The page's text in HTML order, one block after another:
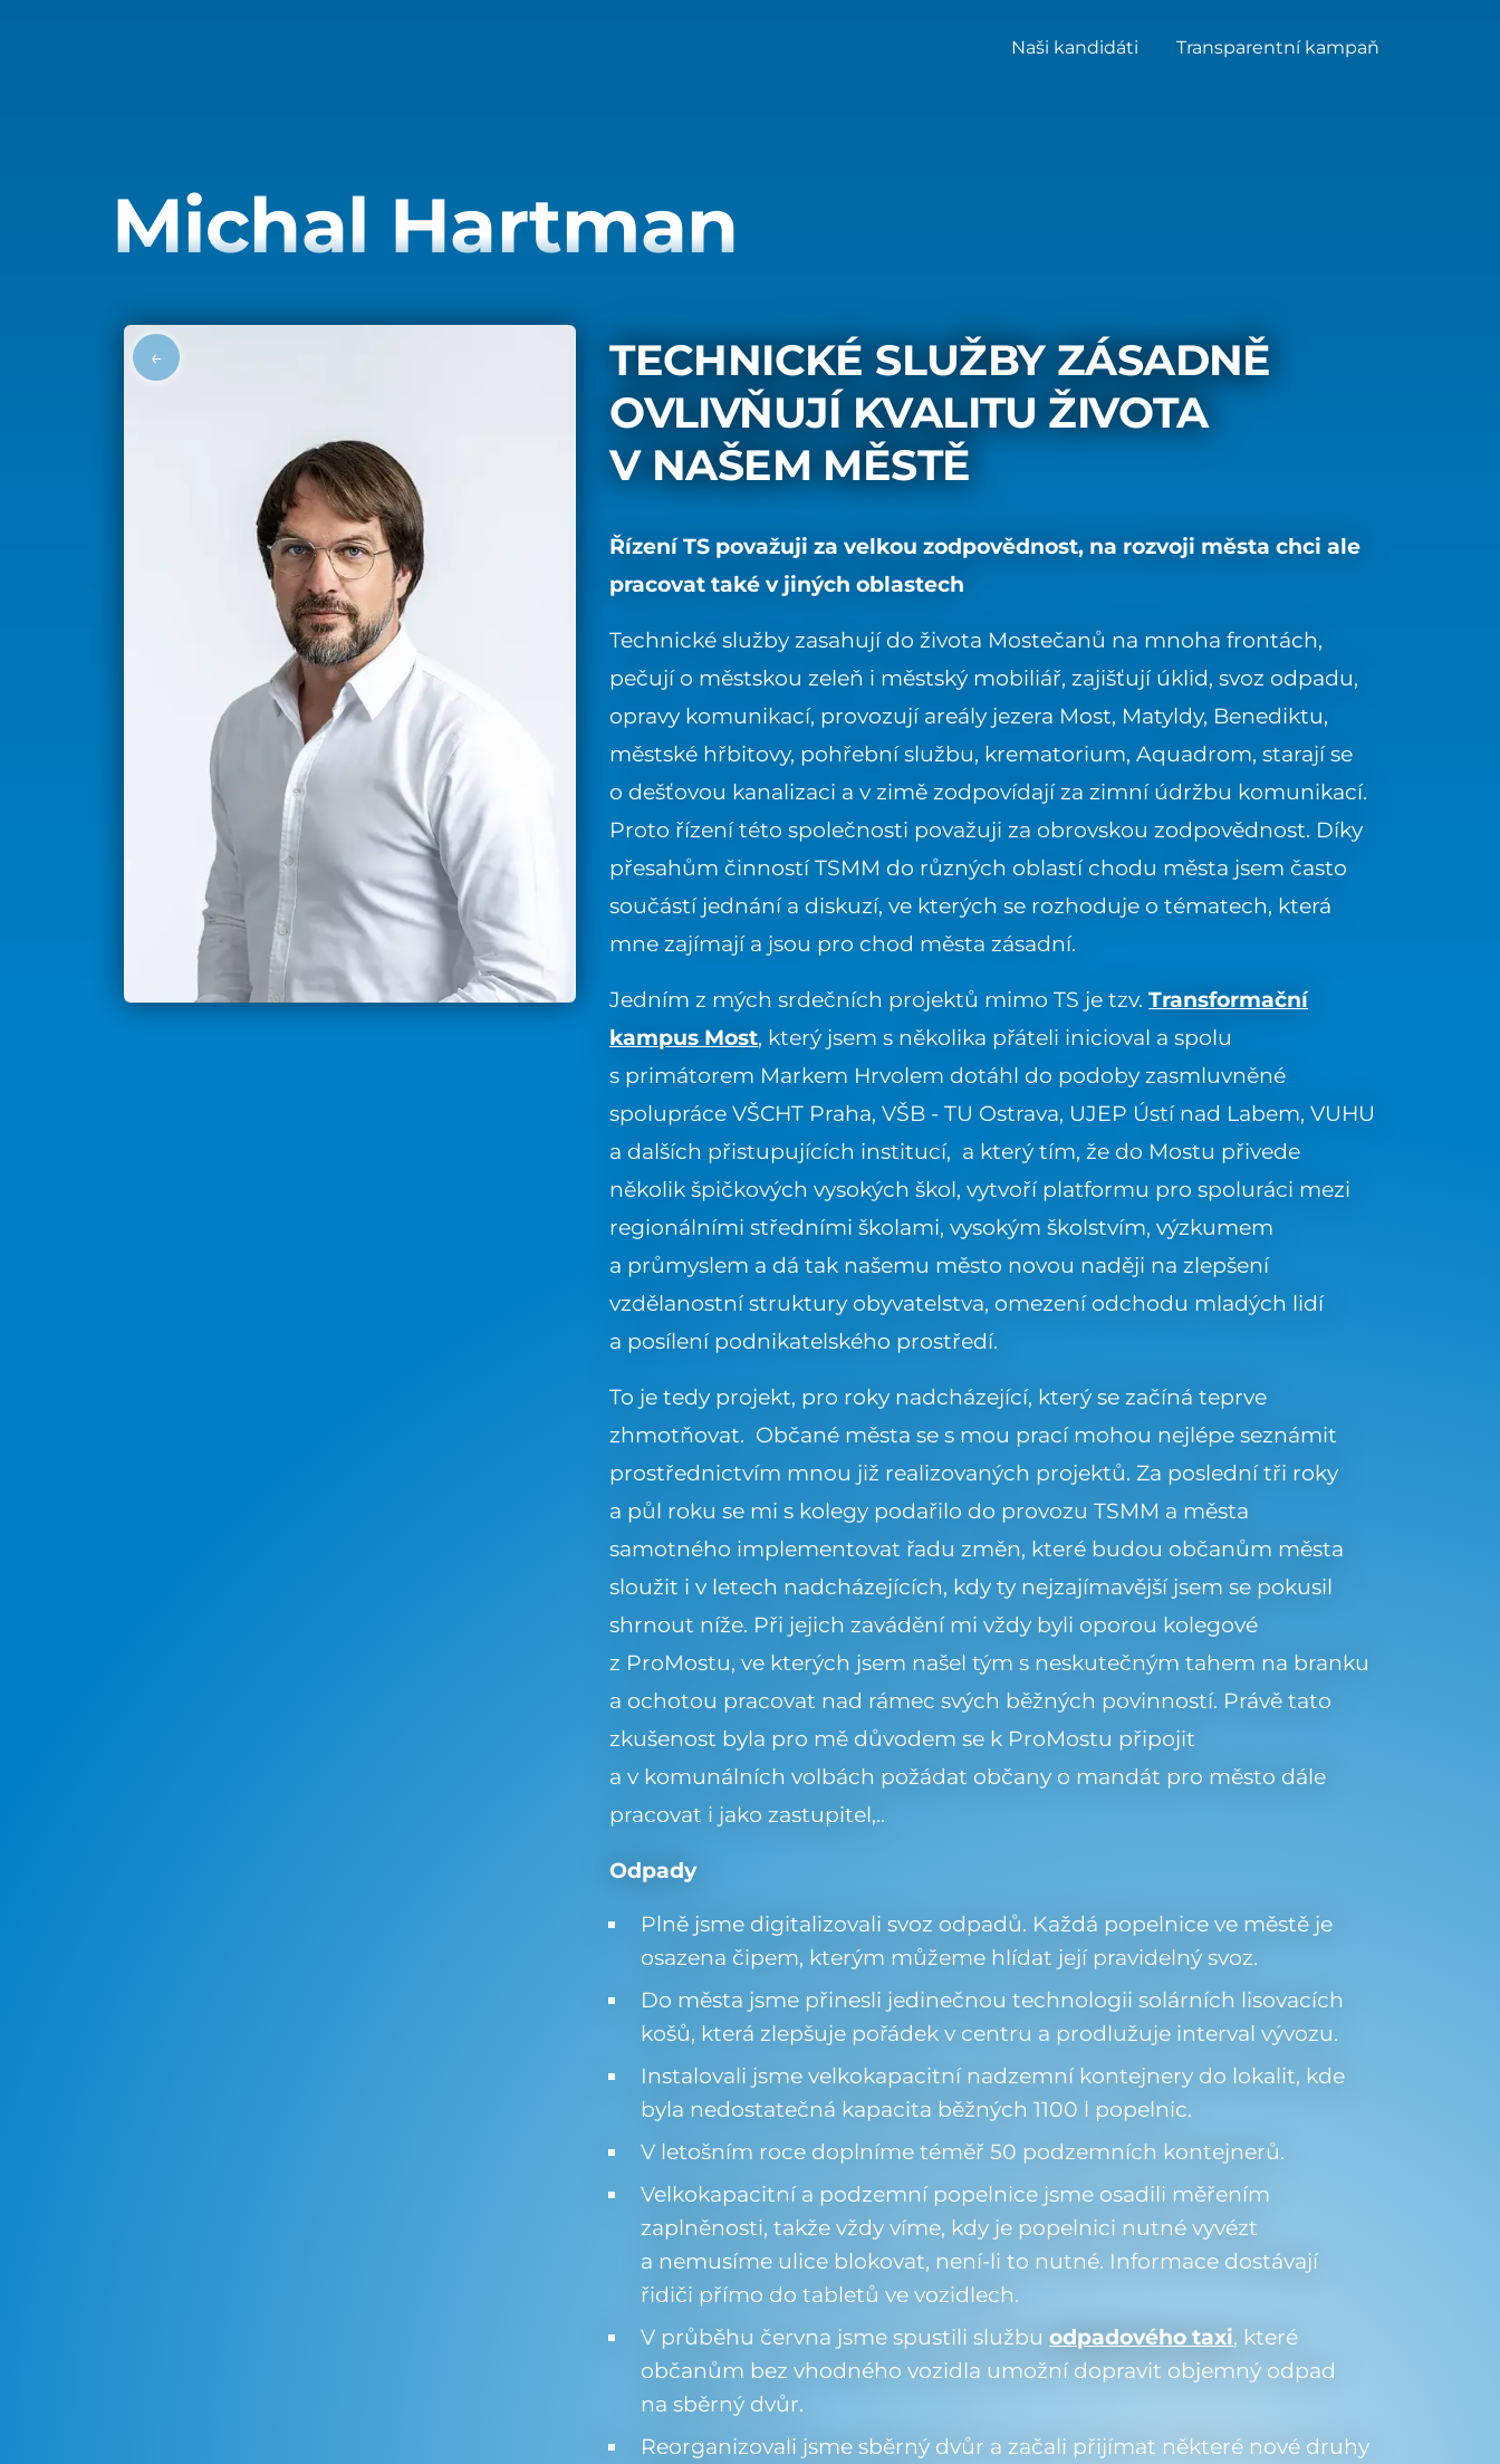
Naši kandidáti Transparentní kampaň
Michal Hartman
←
TECHNICKÉ SLUŽBY ZÁSADNĚ
OVLIVŇUJÍ KVALITU ŽIVOTA
V NAŠEM MĚSTĚ
Řízení TS považuji za velkou zodpovědnost, na rozvoji města chci ale
pracovat také v jiných oblastech
Technické služby zasahují do života Mostečanů na mnoha frontách,
pečují o městskou zeleň i městský mobiliář, zajišťují úklid, svoz odpadu,
opravy komunikací, provozují areály jezera Most, Matyldy, Benediktu,
městské hřbitovy, pohřební službu, krematorium, Aquadrom, starají se
o dešťovou kanalizaci a v zimě zodpovídají za zimní údržbu komunikací.
Proto řízení této společnosti považuji za obrovskou zodpovědnost. Díky
přesahům činností TSMM do různých oblastí chodu města jsem často
součástí jednání a diskuzí, ve kterých se rozhoduje o tématech, která
mne zajímají a jsou pro chod města zásadní.
Jedním z mých srdečních projektů mimo TS je tzv.Transformační
kampus Most, který jsem s několika přáteli inicioval a spolu
s primátorem Markem Hrvolem dotáhl do podoby zasmluvněné
spolupráce VŠCHT Praha, VŠB - TU Ostrava, UJEP Ústí nad Labem, VUHU
a dalších přistupujících institucí, a který tím, že do Mostu přivede
několik špičkových vysokých škol, vytvoří platformu pro spoluráci mezi
regionálními středními školami, vysokým školstvím, výzkumem
a průmyslem a dá tak našemu město novou naději na zlepšení
vzdělanostní struktury obyvatelstva, omezení odchodu mladých lidí
a posílení podnikatelského prostředí.
To je tedy projekt, pro roky nadcházející, který se začíná teprve
zhmotňovat. Občané města se s mou prací mohou nejlépe seznámit
prostřednictvím mnou již realizovaných projektů. Za poslední tři roky
a půl roku se mi s kolegy podařilo do provozu TSMM a města
samotného implementovat řadu změn, které budou občanům města
sloužit i v letech nadcházejících, kdy ty nejzajímavější jsem se pokusil
shrnout níže. Při jejich zavádění mi vždy byli oporou kolegové
z ProMostu, ve kterých jsem našel tým s neskutečným tahem na branku
a ochotou pracovat nad rámec svých běžných povinností. Právě tato
zkušenost byla pro mě důvodem se k ProMostu připojit
a v komunálních volbách požádat občany o mandát pro město dále
pracovat i jako zastupitel,..
Odpady
Plně jsme digitalizovali svoz odpadů. Každá popelnice ve městě je
osazena čipem, kterým můžeme hlídat její pravidelný svoz.
Do města jsme přinesli jedinečnou technologii solárních lisovacích
košů, která zlepšuje pořádek v centru a prodlužuje interval vývozu.
Instalovali jsme velkokapacitní nadzemní kontejnery do lokalit, kde
byla nedostatečná kapacita běžných 1100 l popelnic.
V letošním roce doplníme téměř 50 podzemních kontejnerů.
Velkokapacitní a podzemní popelnice jsme osadili měřením
zaplněnosti, takže vždy víme, kdy je popelnici nutné vyvézt
a nemusíme ulice blokovat, není-li to nutné. Informace dostávají
řidiči přímo do tabletů ve vozidlech.
V průběhu června jsme spustili službuodpadového taxi, které
občanům bez vhodného vozidla umožní dopravit objemný odpad
na sběrný dvůr.
Reorganizovali jsme sběrný dvůr a začali přijímat některé nové druhy